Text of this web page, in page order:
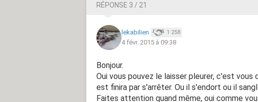
RÉPONSE 3 / 21
lekabilien 1 258
4 févr. 2015 à 09:38
Bonjour.
Oui vous pouvez le laisser pleurer, c'est
est finira par s'arrêter. Ou il s'endort ou il
Faites attention quand même, oui comme